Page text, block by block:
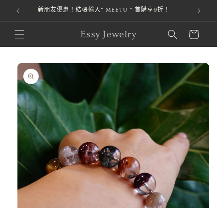
跳至內容新朋友優惠！結帳輸入“ MEETU ” 首購享9折！
Essy Jewelry
物
車
略過產品
資訊